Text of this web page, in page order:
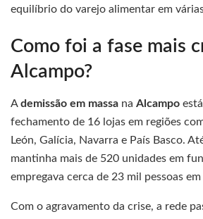
equilíbrio do varejo alimentar em
Como foi a fase mais
Alcampo?
Ademissão em massa na Alcampo
fechamento de 16 lojas em regiões
León, Galícia, Navarra e País Basco.
mantinha mais de 520 unidades em
empregava cerca de 23 mil pessoas
Com o agravamento da crise, a rede